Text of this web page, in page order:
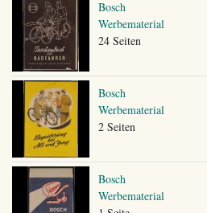
Bosch
Werbematerial
24 Seiten
Bosch
Werbematerial
2 Seiten
Bosch
Werbematerial